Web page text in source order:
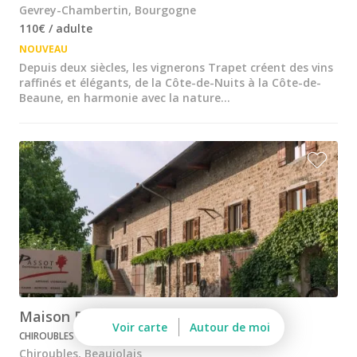
Château de Meursault
Château de Saint Aubin
Cité des vins Beaune
Domaine Borgnat
Domaine Chanson
Domaine de Montmain
Veuve Ambal
Cadeau dégustation vin Bourgogne
Carte Cadeau
Cours d'oenologie Beaune
Gevrey-Chambertin, Bourgogne
110€ / adulte
NOUVEAU
Depuis deux siècles, les vignerons Trapet créent des vins
raffinés et élégants, de la Côte-de-Nuits à la Côte-de-
Beaune, en harmonie avec la nature...
Maison Passot Rémy & Fils
CHIROUBLES - DURABLE
Chiroubles, Beaujolais
Voir carte Autour de moi